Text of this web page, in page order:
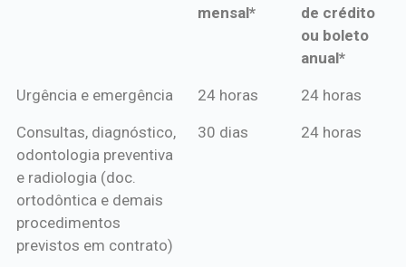
mensal*
de crédito
ou boleto
anual*
*Procedimentos Amil
*Pagamento
mensal*
*Pagamento
de crédito
Urgência e emergência 24 horas 24 horas
Consultas, diagnóstico,
odontologia preventiva
e radiologia (doc.
ortodôntica e demais
procedimentos
previstos em contrato)
30 dias 24 horas